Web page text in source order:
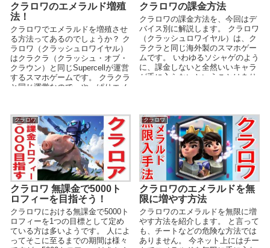
クラロワのエメラルド増殖
法！
クラロワでエメラルドを増殖させ
る方法ってあるのでしょうか？ ク
ラロワ（クラッシュロワイヤル）
はクラクラ（クラッシュ・オブ・
クラウン）と同じSupercellが運営
するスマホゲームです。 クラクラ
と同じ運営なので、やっぱりエメ
クラロワの課金方法
クラロワの課金方法を、今回はデ
バイス別に解説します。 クラロワ
（クラッシュロワイヤル）は、ク
ラクラと同じ海外製のスマホゲー
ムです。 いわゆるソシャゲのよう
に、課金しないと全然いいキャラ
が手に入らないということはあり
クラロワ
クラロワ 無課金で5000ト
ロフィーを目指そう！
クラロワにおける無課金で5000ト
ロフィーを1つの目標として定め
ている方は多いようです。 人によ
ってそこに至るまでの期間は様々
クラロワ
クラロワのエメラルドを無
限に増やす方法
クラロワのエメラルドを無限に増
やす方法を紹介します。 と言って
も、チートなどの危険な方法では
ありません。 今ネット上にはチー